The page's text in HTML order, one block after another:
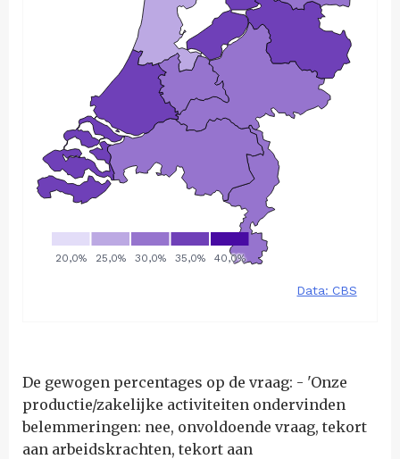
De gewogen percentages op de vraag: - 'Onze
productie/zakelijke activiteiten ondervinden
belemmeringen: nee, onvoldoende vraag, tekort
aan arbeidskrachten, tekort aan